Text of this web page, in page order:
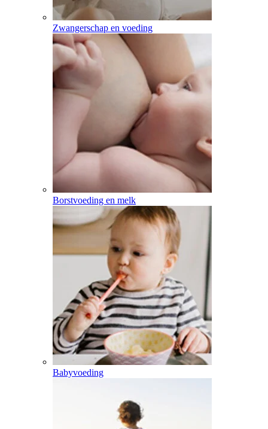
Zwangerschap en voeding
Borstvoeding en melk
Babyvoeding